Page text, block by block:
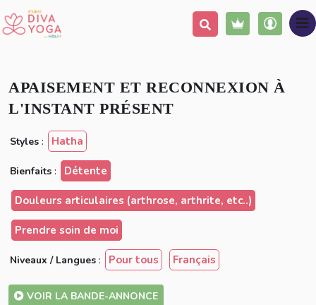
Ajouter à ma liste Partager
APAISEMENT ET RECONNEXION À
L'INSTANT PRÉSENT
Styles : Hatha
Bienfaits : Détente
Douleurs articulaires (arthrose, arthrite, etc..)
Prendre soin de moi
Niveaux / Langues : Pour tous Français
VOIR LA BANDE-ANNONCE